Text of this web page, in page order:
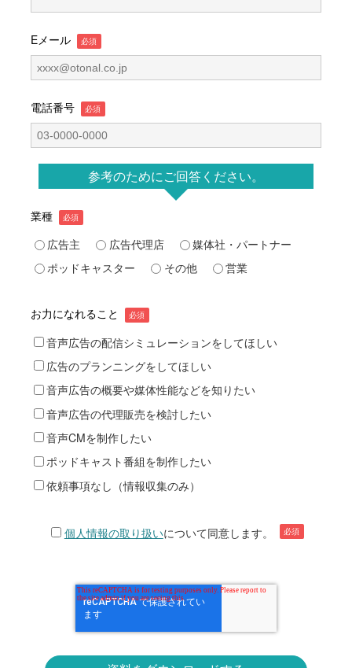
Eメール
電話番号
参考のためにご回答ください。
業種
広告主
広告代理店
媒体社・パートナー
ポッドキャスター
その他 営業
お力になれること
音声広告の配信シミュレーションをしてほしい
広告のプランニングをしてほしい
音声広告の概要や媒体性能などを知りたい
音声広告の代理販売を検討したい
音声CMを制作したい
ポッドキャスト番組を制作したい
依頼事項なし（情報収集のみ）
個人情報の取り扱いについて同意します。